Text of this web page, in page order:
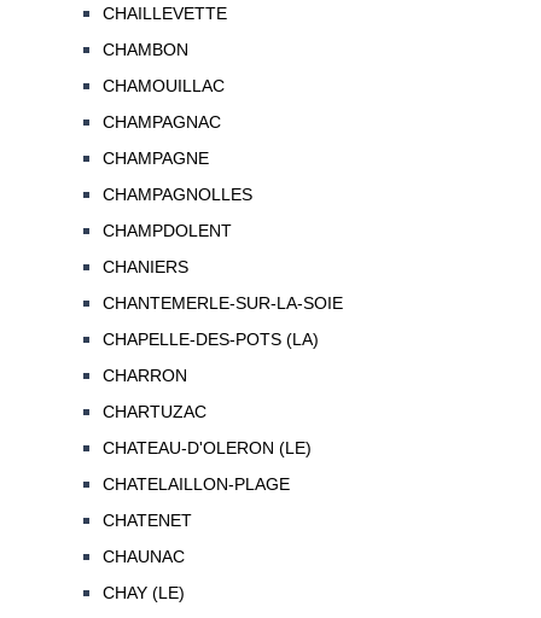
CHAILLEVETTE
CHAMBON
CHAMOUILLAC
CHAMPAGNAC
CHAMPAGNE
CHAMPAGNOLLES
CHAMPDOLENT
CHANIERS
CHANTEMERLE-SUR-LA-SOIE
CHAPELLE-DES-POTS (LA)
CHARRON
CHARTUZAC
CHATEAU-D'OLERON (LE)
CHATELAILLON-PLAGE
CHATENET
CHAUNAC
CHAY (LE)